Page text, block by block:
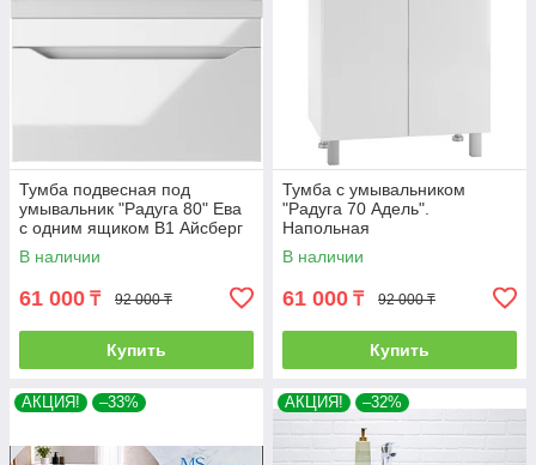
Тумба подвесная под
умывальник "Радуга 80" Ева
с одним ящиком В1 Айсберг
В наличии
61 000 ₸ 92 000 ₸
Купить
Тумба с умывальником
"Радуга 70 Адель".
Напольная
В наличии
61 000 ₸ 92 000 ₸
Купить
АКЦИЯ! –33% АКЦИЯ! –32%